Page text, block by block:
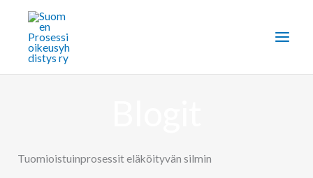
sisältöön
Tuomioistuinprosessit eläköityvän silmin